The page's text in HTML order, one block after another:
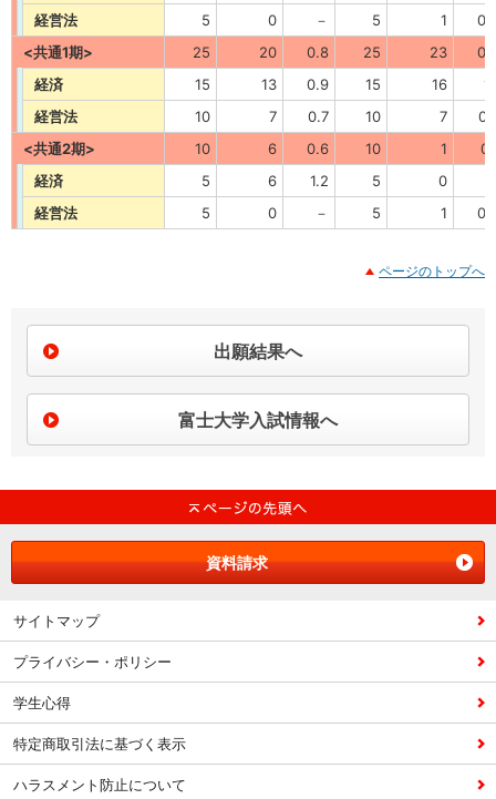
経営法
5 0 － 5 1
<共通1期>
25 20 0.8 25 23
経済
15 13 0.9 15 16
経営法
10 7 0.7 10 7
<共通2期>
10 6 0.6 10 1
経済
5 6 1.2 5 0
経営法
5 0 － 5 1
ページのトップへ
出願結果へ
富士大学入試情報へ
資料請求
サイトマップ
プライバシー・ポリシー
学生心得
特定商取引法に基づく表示
ハラスメント防止について